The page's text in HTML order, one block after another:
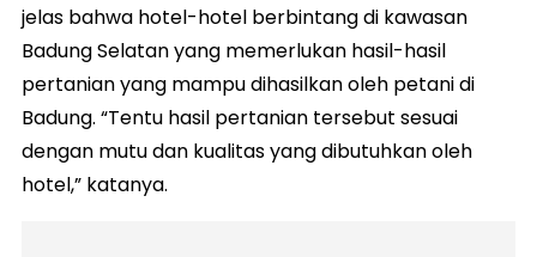
jelas bahwa hotel-hotel berbintang di kawasan
Badung Selatan yang memerlukan hasil-hasil
pertanian yang mampu dihasilkan oleh petani di
Badung. “Tentu hasil pertanian tersebut sesuai
dengan mutu dan kualitas yang dibutuhkan oleh
hotel,” katanya.